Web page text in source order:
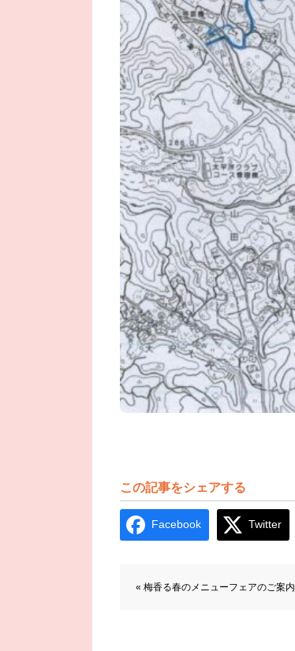
この記事をシェアする
Facebook Twitter
« 梅香る春のメニューフェアのご案内